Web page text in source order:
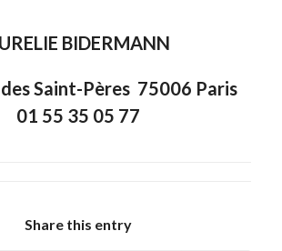
BIDERMANN
Saint-Pères 75006 Paris
01 55 35 05 77
Share this entry